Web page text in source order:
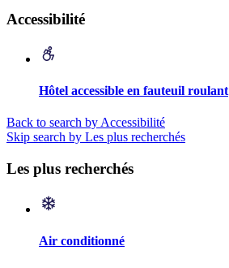
Accessibilité
Hôtel accessible en fauteuil roulant
Back to search by Accessibilité
Skip search by Les plus recherchés
Les plus recherchés
Air conditionné